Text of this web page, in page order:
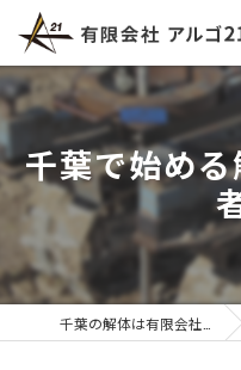
千葉で始め